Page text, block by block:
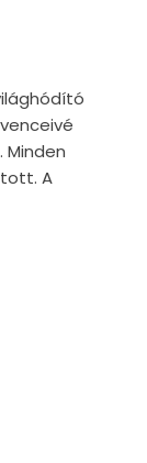
Minden
A